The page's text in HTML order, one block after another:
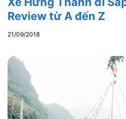
Review từ A đến Z
21/09/2018